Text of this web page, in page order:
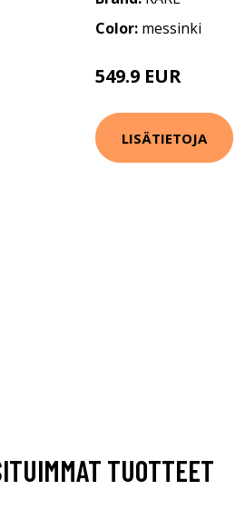
Color: messinki
549.9 EUR
LISÄTIETOJA
TUOTTEET